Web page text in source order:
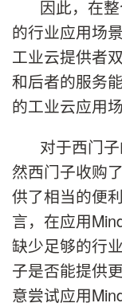
因此，在
的行业应用场
工业云提供者
和后者的服务
的工业云应用
对于西门
然西门子收购
供了相当的便
言，在应用
缺少足够的行
子是否能提供
意尝试应用